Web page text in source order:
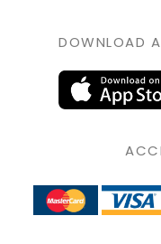
DOWNLOAD